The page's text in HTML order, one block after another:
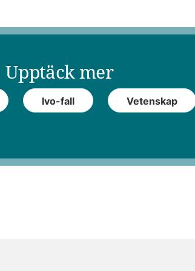
Upptäck mer
Ivo-fall Vetenskap